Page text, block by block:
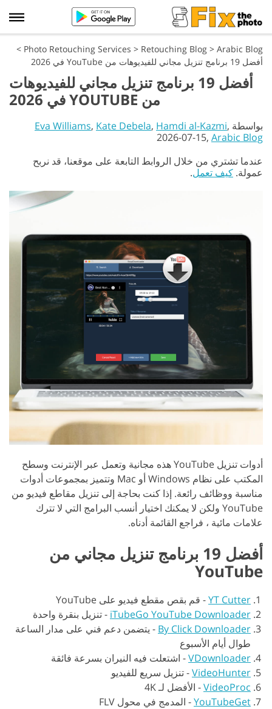
Photo Retouching Services > Retouching Blog > Arabic Blog
>
أفضل 19 برنامج تنزيل مجاني للفيديوهات من YouTube في 2026
أفضل 19 برنامج تنزيل مجاني للفيديوهات
من YOUTUBE في 2026
بواسطة Eva Williams, Kate Debela, Hamdi al-Kazmi,
2026-07-15, Arabic Blog
عندما تشتري من خلال الروابط التابعة على موقعنا، قد نربح
عمولة. كيف تعمل.
أدوات تنزيل YouTube هذه مجانية وتعمل عبر الإنترنت وسطح
المكتب على نظام Windows أو Mac وتتميز بمجموعات أدوات
مناسبة ووظائف رائعة. إذا كنت بحاجة إلى تنزيل مقاطع فيديو من
YouTube ولكن لا يمكنك اختيار أنسب البرامج التي لا تترك
علامات مائية ، فراجع القائمة أدناه.
أفضل 19 برنامج تنزيل مجاني من
YouTube
YT Cutter
- قم بقص مقطع فيديو على YouTube
iTubeGo YouTube Downloader
-تنزيل بنقرة واحدة
By Click Downloader
- يتضمن دعم فني على مدار الساعة
طوال أيام الأسبوع
VDownloader
- اشتعلت فيه النيران بسرعة فائقة
VideoHunter
-تنزيل سريع للفيديو
VideoProc
- الأفضل لـ 4K
YouTubeGet
- المدمج في محول FLV